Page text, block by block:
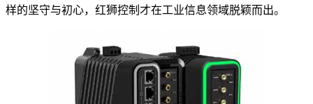
样的坚守与初心，红狮控制才在工业信息领域脱颖而出。